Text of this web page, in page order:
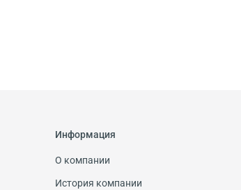
Информация
О компании
История компании